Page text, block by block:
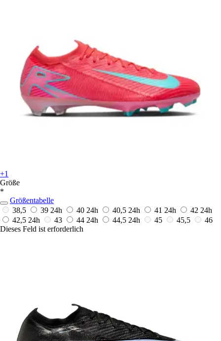
+1
Größe
*
Größentabelle
38,5
39 24h 40 24h 40,5 24h 41 24h 42 24h
42,5 24h 43 44 24h 44,5 24h 45 45,5
46
Dieses Feld ist erforderlich